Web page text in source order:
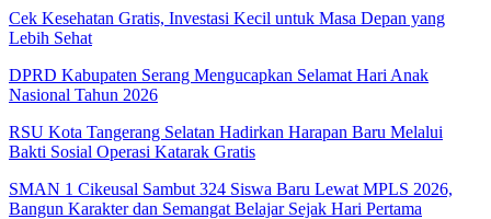
Cek Kesehatan Gratis, Investasi Kecil untuk Masa Depan yang
Lebih Sehat
DPRD Kabupaten Serang Mengucapkan Selamat Hari Anak
Nasional Tahun 2026
RSU Kota Tangerang Selatan Hadirkan Harapan Baru Melalui
Bakti Sosial Operasi Katarak Gratis
SMAN 1 Cikeusal Sambut 324 Siswa Baru Lewat MPLS 2026,
Bangun Karakter dan Semangat Belajar Sejak Hari Pertama